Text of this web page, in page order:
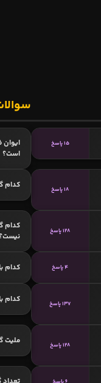
15 پاسخ
ایوان
است؟
18 پاسخ کدام
128 پاسخ
کدام
4 پاسخ کدام
137 پاسخ کدام
128 پاسخ ملیت